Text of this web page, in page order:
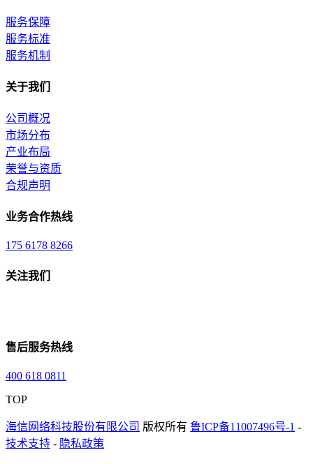
服务保障
服务标准
服务机制
关于我们
公司概况
市场分布
产业布局
荣誉与资质
合规声明
业务合作热线
175 6178 8266
关注我们
售后服务热线
400 618 0811
TOP
海信网络科技股份有限公司 版权所有 鲁ICP备11007496号-1 -
技术支持 - 隐私政策